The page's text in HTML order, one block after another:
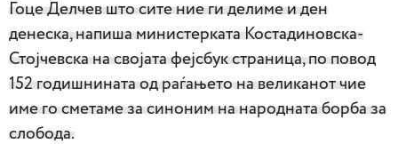
Гоце Делчев што сите ние ги делиме и ден
денеска, напиша министерката Костадиновска-
Стојчевска на својата фејсбук страница, по повод
152 годишнината од раѓањето на великанот чие
име го сметаме за синоним на народната борба за
слобода.